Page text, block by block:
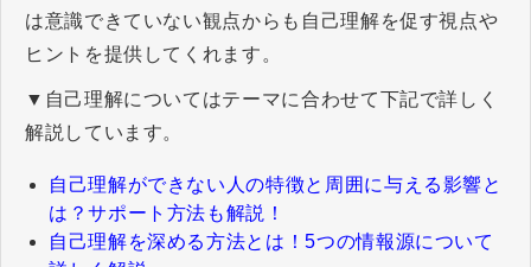
は意識できていない観点からも自己理解を促す視点や
ヒントを提供してくれます。
▼自己理解についてはテーマに合わせて下記で詳しく
解説しています。
自己理解ができない人の特徴と周囲に与える影響と
は？サポート方法も解説！
自己理解を深める方法とは！5つの情報源について